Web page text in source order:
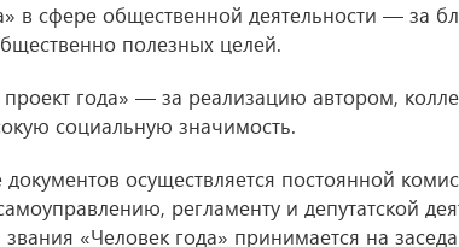
в сфере общественной деятельности — за
полезных целей.
года» — за реализацию автором,
социальную значимость.
документов осуществляется постоянной
регламенту и депутатской
«Человек года» принимается на